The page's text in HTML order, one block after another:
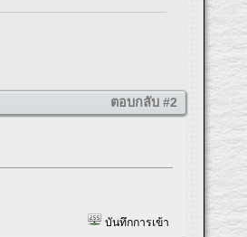
ตอบกลับ #2
บันทึกการเข้า